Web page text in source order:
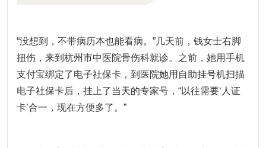
“没想到，不带病历本也能看病。”几天前，钱女士右脚
扭伤，来到杭州市中医院骨伤科就诊。之前，她用手机
支付宝绑定了电子社保卡，到医院她用自助挂号机扫描
电子社保卡后，挂上了当天的专家号，“以往需要‘人证
卡’合一，现在方便多了。”